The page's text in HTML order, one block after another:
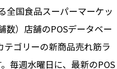
全国食品スーパーマーケッ
数）店舗のPOSデータベー
テゴリーの新商品売れ筋ラ
毎週水曜日に、最新のPOS